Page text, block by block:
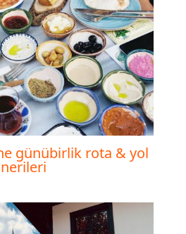
günübirlik rota & yol